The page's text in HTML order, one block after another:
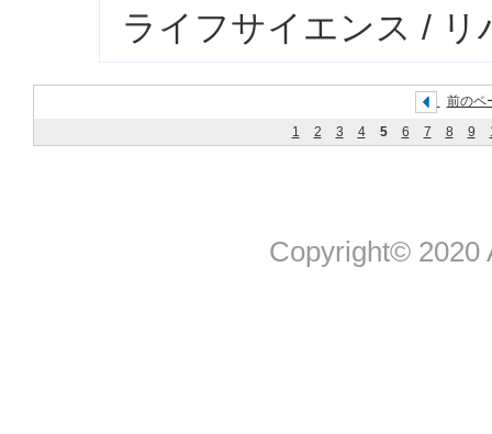
ライフサイエンス /
前のペ
1
2 3 4 5 6 7 8 9
Copyright© 2020